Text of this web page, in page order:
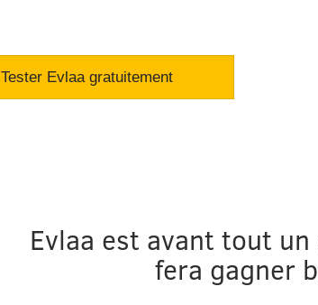
Tester Evlaa gratuitement
Evlaa est avant tout
fera gagner